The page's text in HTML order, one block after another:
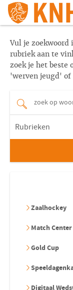
Vul je zoekwoord
rubriek aan te
zoek je het beste
'werven jeugd' of
Rubrieken
Zaalhockey
Match
Gold Cup
Digitaal